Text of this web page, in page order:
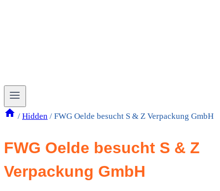
/ Hidden / FWG Oelde besucht S & Z Verpackung GmbH
FWG Oelde besucht S & Z
Verpackung GmbH